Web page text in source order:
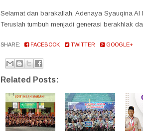
Selamat dan barakallah, Adenaya Syauqina Al
Teruslah tumbuh menjadi generasi berakhlak
SHARE: FACEBOOK TWITTER GOOGLE+
Related Posts: